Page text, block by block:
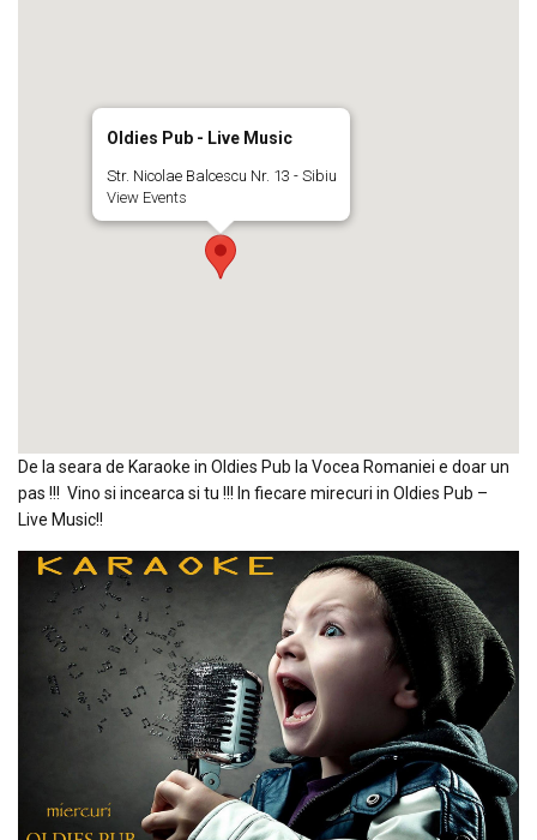
Oldies Pub - Live Music
Str. Nicolae Balcescu Nr. 13 - Sibiu
View Events
De la seara de Karaoke in Oldies Pub la Vocea Romaniei e doar un
pas !!! Vino si incearca si tu !!! In fiecare mirecuri in Oldies Pub –
Live Music!!